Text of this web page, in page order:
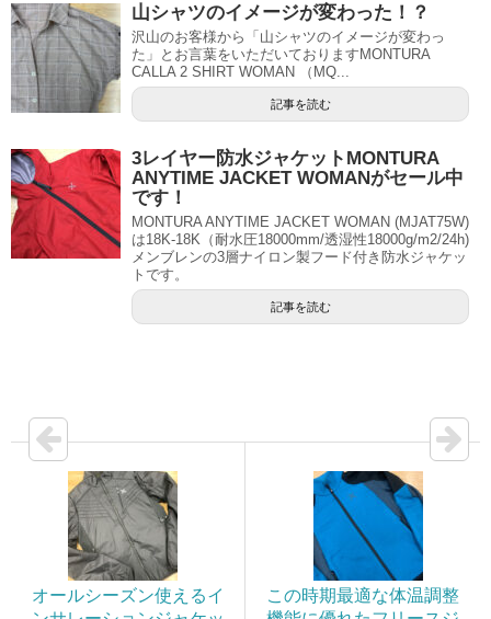
山シャツのイメージが変わった！？
沢山のお客様から「山シャツのイメージが変わっ
た」とお言葉をいただいておりますMONTURA
CALLA 2 SHIRT WOMAN （MQ...
記事を読む
3レイヤー防水ジャケットMONTURA
ANYTIME JACKET WOMANがセール中
です！
MONTURA ANYTIME JACKET WOMAN (MJAT75W)
は18K-18K（耐水圧18000mm/透湿性18000g/m2/24h)
メンブレンの3層ナイロン製フード付き防水ジャケッ
トです。
記事を読む
オールシーズン使えるイ
この時期最適な体温調整